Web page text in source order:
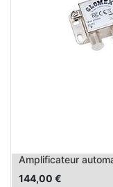
Amplificateur
144,00 €